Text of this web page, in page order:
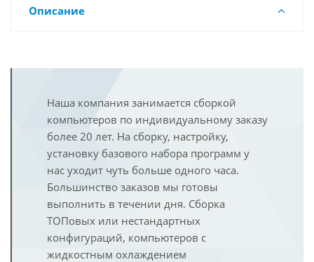
Описание
Наша компания занимается сборкой
компьютеров по индивидуальному заказу
более 20 лет. На сборку, настройку,
установку базового набора программ у
нас уходит чуть больше одного часа.
Большинство заказов мы готовы
выполнить в течении дня. Сборка
ТОПовых или нестандартных
конфигураций, компьютеров с
жидкостным охлаждением